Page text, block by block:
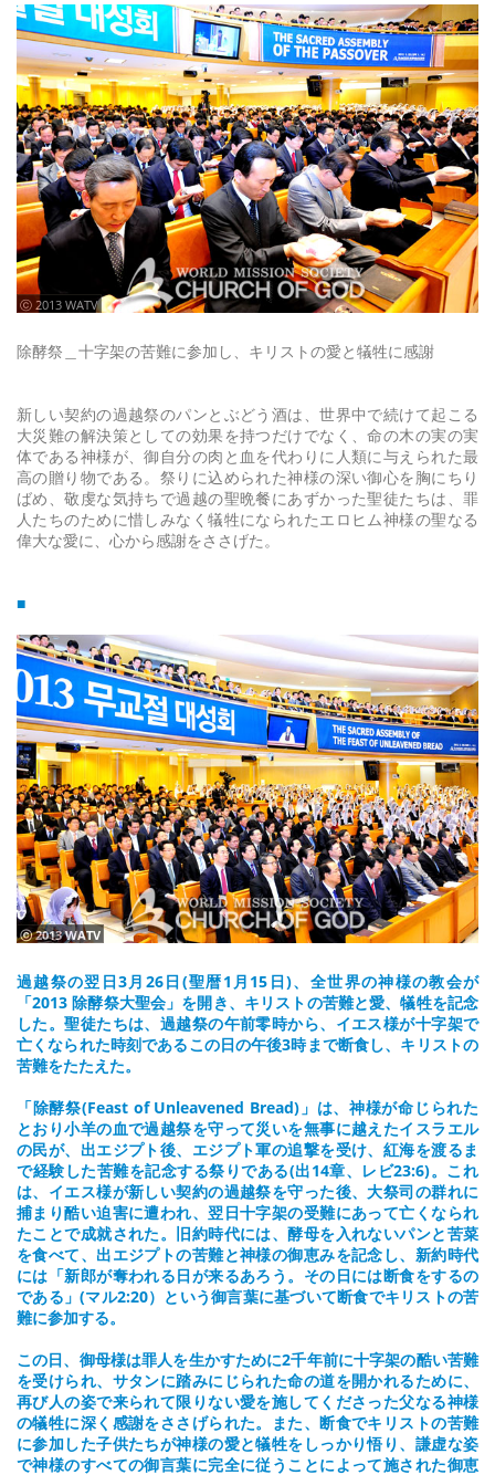
ⓒ 2013 WATV
除酵祭＿十字架の苦難に参加し、キリストの愛と犠牲に感謝
新しい契約の過越祭のパンとぶどう酒は、世界中で続けて起こる
大災難の解決策としての効果を持つだけでなく、命の木の実の実
体である神様が、御自分の肉と血を代わりに人類に与えられた最
高の贈り物である。祭りに込められた神様の深い御心を胸にちり
ばめ、敬虔な気持ちで過越の聖晩餐にあずかった聖徒たちは、罪
人たちのために惜しみなく犠牲になられたエロヒム神様の聖なる
偉大な愛に、心から感謝をささげた。
■
ⓒ 2013 WATV
過越祭の翌日3月26日(聖暦1月15日)、全世界の神様の教会が
「2013 除酵祭大聖会」を開き、キリストの苦難と愛、犠牲を記念
した。聖徒たちは、過越祭の午前零時から、イエス様が十字架で
亡くなられた時刻であるこの日の午後3時まで断食し、キリストの
苦難をたたえた。
「除酵祭(Feast of Unleavened Bread)」は、神様が命じられた
とおり小羊の血で過越祭を守って災いを無事に越えたイスラエル
の民が、出エジプト後、エジプト軍の追撃を受け、紅海を渡るま
で経験した苦難を記念する祭りである(出14章、レビ23:6)。これ
は、イエス様が新しい契約の過越祭を守った後、大祭司の群れに
捕まり酷い迫害に遭われ、翌日十字架の受難にあって亡くなられ
たことで成就された。旧約時代には、酵母を入れないパンと苦菜
を食べて、出エジプトの苦難と神様の御恵みを記念し、新約時代
には「新郎が奪われる日が来るあろう。その日には断食をするの
である」(マル2:20）という御言葉に基づいて断食でキリストの苦
難に参加する。
この日、御母様は罪人を生かすために2千年前に十字架の酷い苦難
を受けられ、サタンに踏みにじられた命の道を開かれるために、
再び人の姿で来られて限りない愛を施してくださった父なる神様
の犠牲に深く感謝をささげられた。また、断食でキリストの苦難
に参加した子供たちが神様の愛と犠牲をしっかり悟り、謙虚な姿
で神様のすべての御言葉に完全に従うことによって施された御恵